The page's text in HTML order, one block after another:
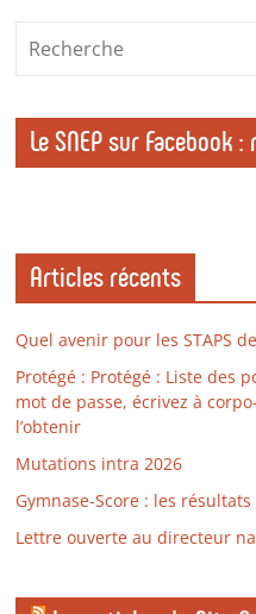
Le SNEP sur Facebook
Articles récents
Quel avenir pour les STAPS
Protégé : Protégé : Liste des
mot de passe, écrivez à
l’obtenir
Mutations intra 2026
Gymnase-Score : les résultats
Lettre ouverte au directeur